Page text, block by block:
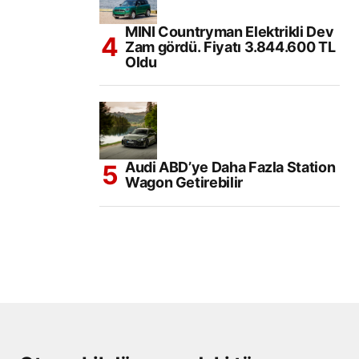
MINI Countryman Elektrikli Dev
Zam gördü. Fiyatı 3.844.600 TL
Oldu
Audi ABD’ye Daha Fazla Station
Wagon Getirebilir